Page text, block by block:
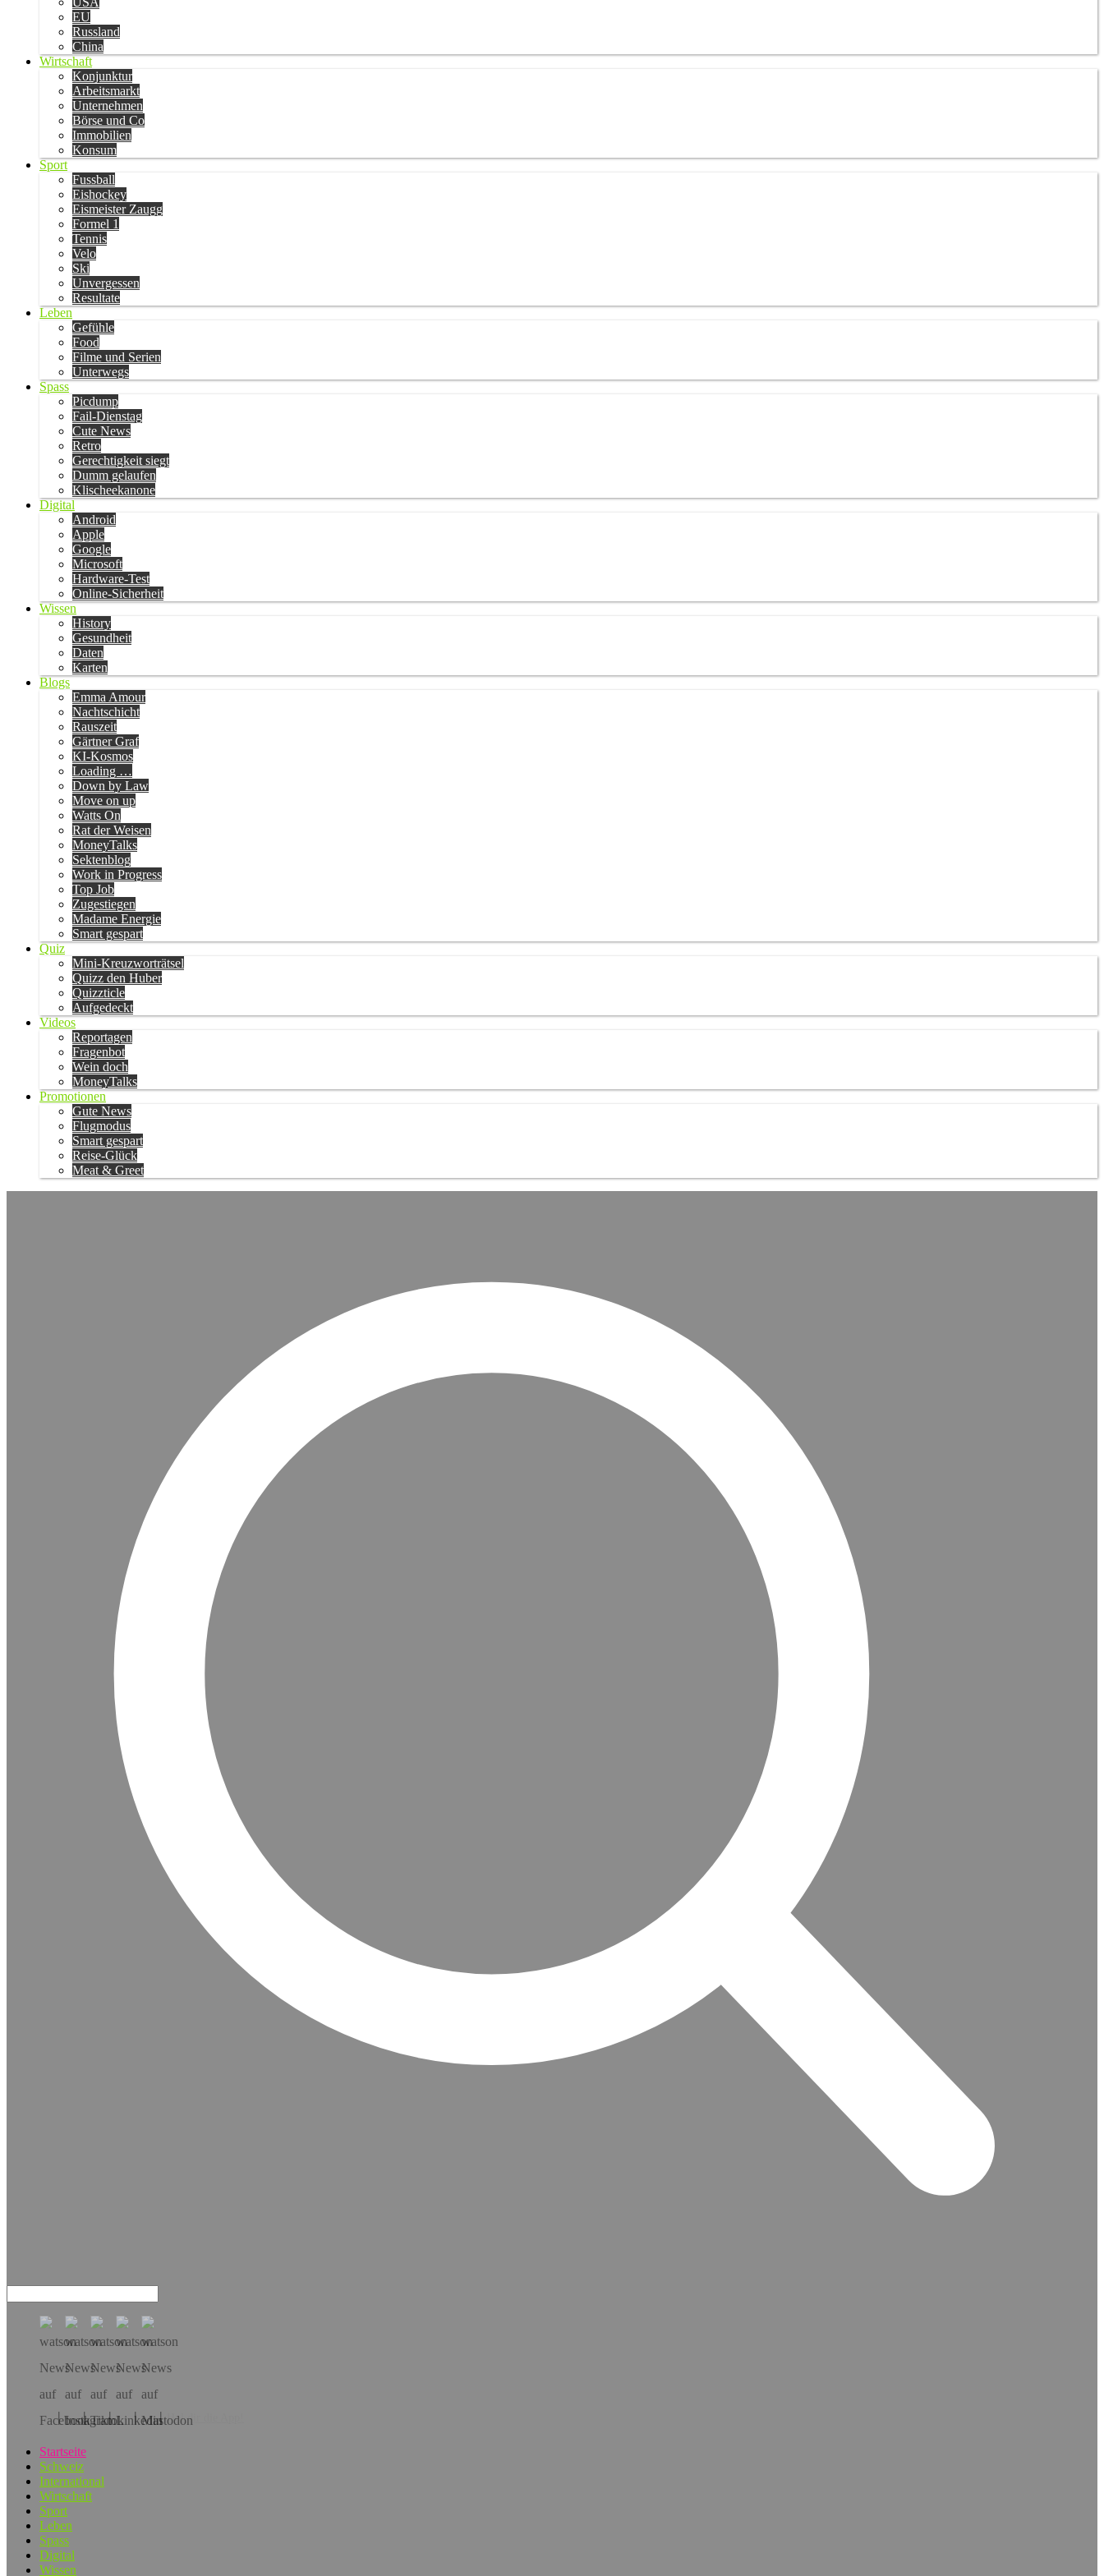
EU
Russland
China
Wirtschaft
Konjunktur
Arbeitsmarkt
Unternehmen
Börse und Co
Immobilien
Konsum
Sport
Fussball
Eishockey
Eismeister Zaugg
Formel 1
Tennis
Velo
Ski
Unvergessen
Resultate
Leben
Gefühle
Food
Filme und Serien
Unterwegs
Spass
Picdump
Fail-Dienstag
Cute News
Retro
Gerechtigkeit siegt
Dumm gelaufen
Klischeekanone
Digital
Android
Apple
Google
Microsoft
Hardware-Test
Online-Sicherheit
Wissen
History
Gesundheit
Daten
Karten
Blogs
Emma Amour
Nachtschicht
Rauszeit
Gärtner Graf
KI-Kosmos
Loading …
Down by Law
Move on up
Watts On
Rat der Weisen
MoneyTalks
Sektenblog
Work in Progress
Top Job
Zugestiegen
Madame Energie
Smart gespart
Quiz
Mini-Kreuzworträtsel
Quizz den Huber
Quizzticle
Aufgedeckt
Videos
Reportagen
Fragenbot
Wein doch
MoneyTalks
Promotionen
Gute News
Flugmodus
Smart gespart
Reise-Glück
Meat & Greet
Hol dir die App!
Startseite
Schweiz
International
Wirtschaft
Sport
Leben
Spass
Digital
Wissen